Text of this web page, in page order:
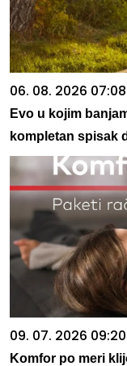
06. 08. 2026 07:08
Evo u kojim
kompletan spisak
09. 07. 2026 09:20
Komfor po meri